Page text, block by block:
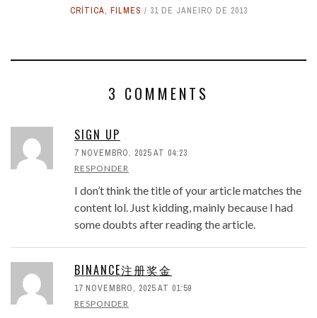
CRÍTICA, FILMES 31 DE JANEIRO DE 2013
3 COMMENTS
SIGN UP
7 NOVEMBRO, 2025 AT 04:23
RESPONDER
I don’t think the title of your article matches the
content lol. Just kidding, mainly because I had
some doubts after reading the article.
BINANCE注册奖金
17 NOVEMBRO, 2025 AT 01:59
RESPONDER